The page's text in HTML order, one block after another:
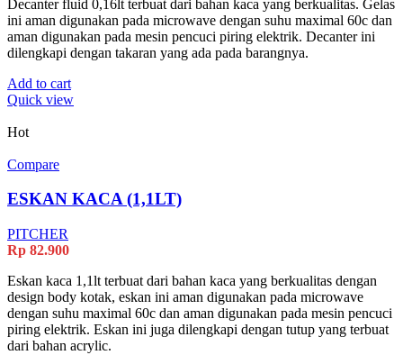
Decanter fluid 0,16lt terbuat dari bahan kaca yang berkualitas. Gelas
ini aman digunakan pada microwave dengan suhu maximal 60c dan
aman digunakan pada mesin pencuci piring elektrik. Decanter ini
dilengkapi dengan takaran yang ada pada barangnya.
Add to cart
Quick view
Hot
Compare
ESKAN KACA (1,1LT)
PITCHER
Rp 82.900
Eskan kaca 1,1lt terbuat dari bahan kaca yang berkualitas dengan
design body kotak, eskan ini aman digunakan pada microwave
dengan suhu maximal 60c dan aman digunakan pada mesin pencuci
piring elektrik. Eskan ini juga dilengkapi dengan tutup yang terbuat
dari bahan acrylic.